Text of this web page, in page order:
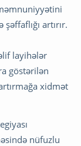
artırır.
layihələr
göstərilən
xidmət
nüfuzlu